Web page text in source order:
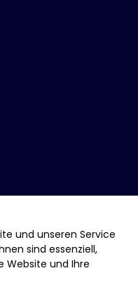
und unseren Service
sind essenziell,
Website und Ihre